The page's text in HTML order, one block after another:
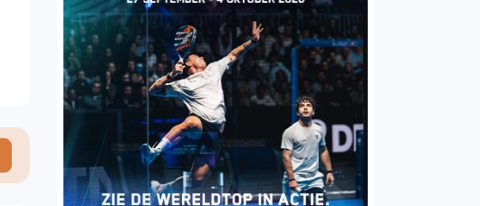
WhatsApp
Join WhatsApp Community